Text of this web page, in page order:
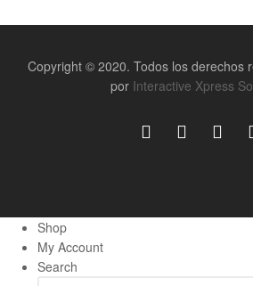
Copyright © 2020. Todos los derechos
por Interactive Xpress
Shop
My Account
Search